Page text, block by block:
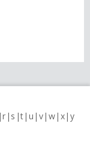
r s t u v w x y